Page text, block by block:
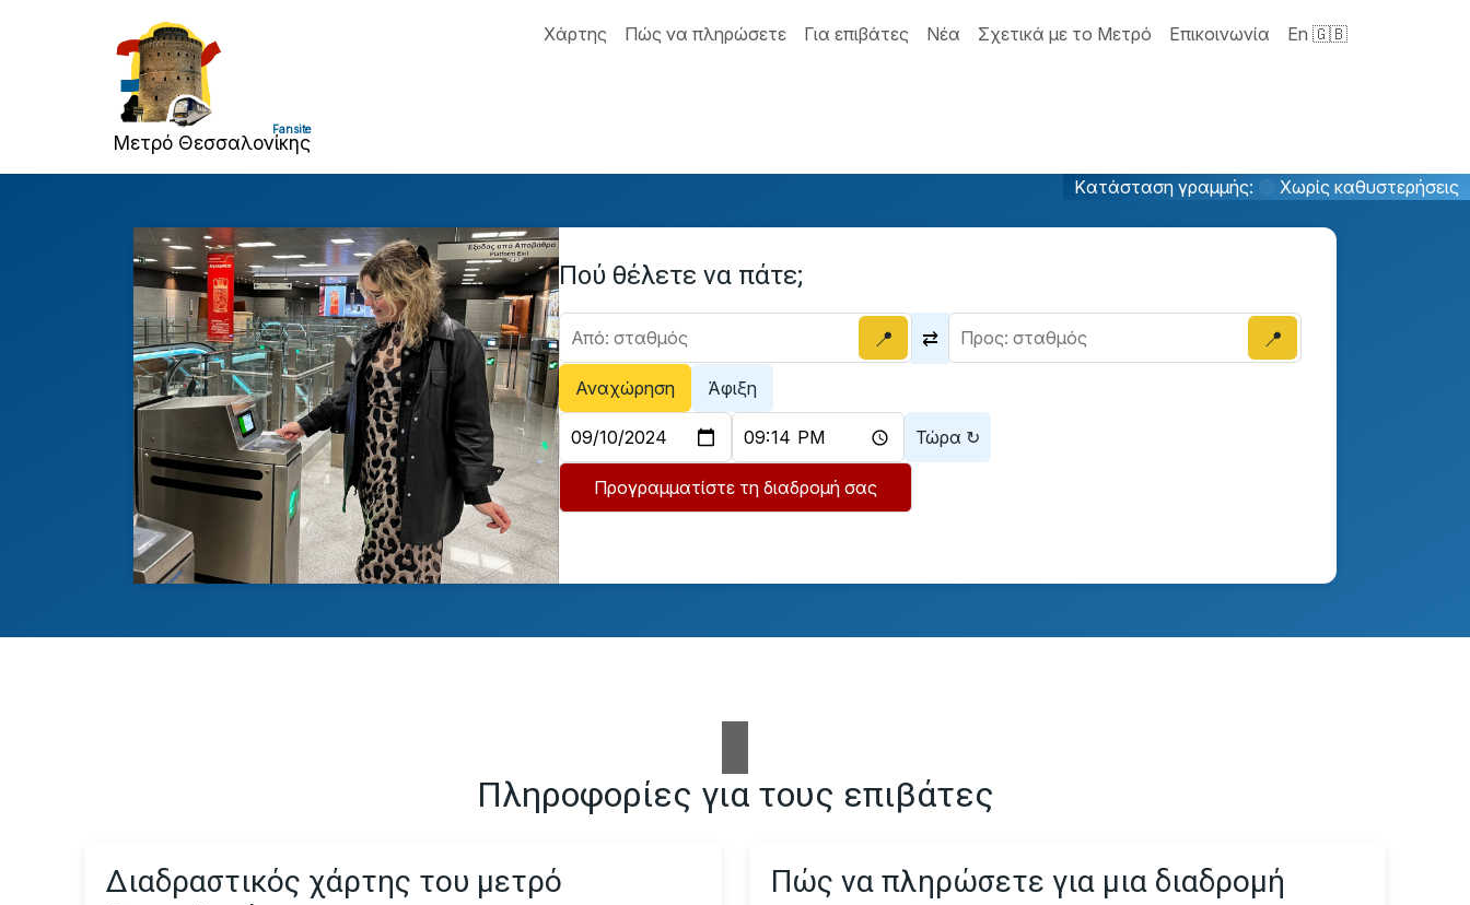
Μετρό Θεσσαλονίκης
Χάρτης Πώς να πληρώσετε Για επιβάτες Νέα Σχετικά με το Μετρό Επικοινωνία En 🇬🇧
Kατάσταση γραμμής: 🟢 Xωρίς καθυστερήσεις
Πού θέλετε να πάτε;
📍 ⇄ 📍
Αναχώρηση Άφιξη
Τώρα ↻
Πληροφορίες για τους επιβάτες
Διαδραστικός χάρτης του μετρό
Πώς να πληρώσετε για μια διαδρομή